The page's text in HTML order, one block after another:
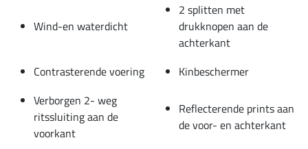
Wind-en waterdicht
2 splitten met
drukknopen aan de
achterkant
Contrasterende voering
Kinbeschermer
Verborgen 2- weg
ritssluiting aan de
voorkant
Reflecterende prints aan
de voor- en achterkant